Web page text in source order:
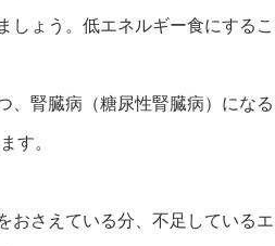
しょう。低エネルギー食にするこ
、腎臓病（糖尿性腎臓病）にな
す。
おさえている分、不足している